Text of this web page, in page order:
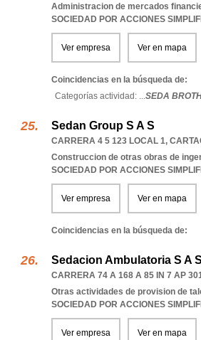
Administracion de mercados
SOCIEDAD POR ACCIONES
Ver empresa Ver en mapa
Coincidencias en la búsqueda de:
Categorías actividad: ...SEDA
Sedan Group S A S
CARRERA 4 5 123 LOCAL 1,
Construccion de otras obras de
SOCIEDAD POR ACCIONES
Ver empresa Ver en mapa
Coincidencias en la búsqueda de:
Sedacion Ambulatoria S A S
CARRERA 74 A 168 A 85 IN 7 AP
Otras actividades de provision de
SOCIEDAD POR ACCIONES
Ver empresa Ver en mapa